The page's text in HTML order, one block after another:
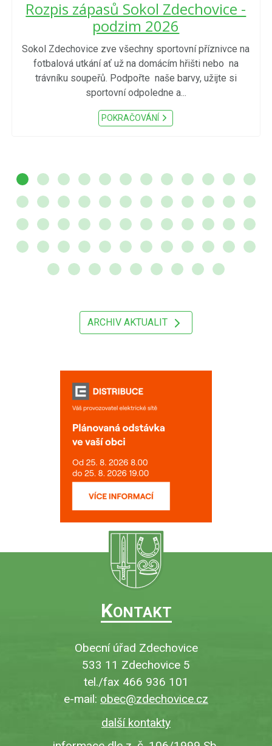
Rozpis zápasů Sokol Zdechovice -
podzim 2026
Sokol Zdechovice zve všechny sportovní příznivce na
fotbalová utkání ať už na domácím hřišti nebo na
trávníku soupeřů. Podpořte naše barvy, užijte si
sportovní odpoledne a...
POKRAČOVÁNÍ
ARCHIV AKTUALIT
KONTAKT
Obecní úřad Zdechovice
533 11 Zdechovice 5
tel./fax 466 936 101
e-mail: obec@zdechovice.cz
další kontakty